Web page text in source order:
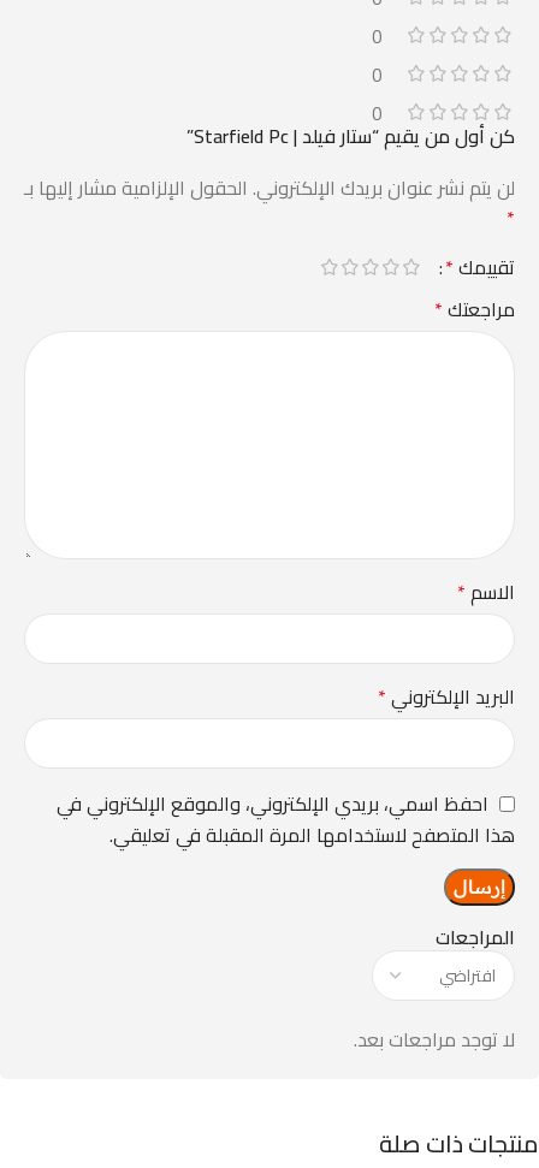
0
0
0
المراجعات
لا توجد مراجعات بعد.
كن أول من يقيم “ستار فيلد | Starfield Pc”
لن يتم نشر عنوان بريدك الإلكتروني. الحقول الإلزامية مشار إليها بـ
*
تقييمك*
مراجعتك*
الاسم*
البريد الإلكتروني*
احفظ اسمي، بريدي الإلكتروني، والموقع الإلكتروني في
هذا المتصفح لاستخدامها المرة المقبلة في تعليقي.
منتجات ذات صلة